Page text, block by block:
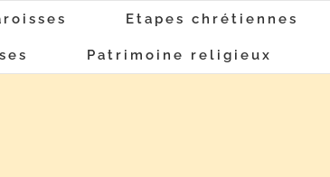
Etapes chrétiennes
Patrimoine religieux